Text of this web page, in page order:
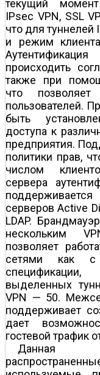
текущий
IPsec VPN, SSL
что для
и режим
происходить
также при
что
пользователей.
быть
доступа к
предприятия.
политики прав,
числом
сервера
серверов Active
LDAP.
нескольким
позволяет
сетями как
выделенных
VPN — 50.
поддерживает
дает
гостевой трафик
Данная